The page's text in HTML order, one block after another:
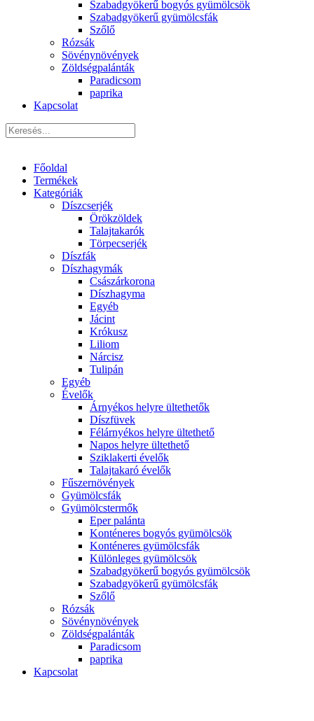
Szabadgyökerű bogyós gyümölcsök
Szabadgyökerű gyümölcsfák
Szőlő
Rózsák
Sövénynövények
Zöldségpalánták
Paradicsom
paprika
Kapcsolat
Főoldal
Termékek
Kategóriák
Díszcserjék
Örökzöldek
Talajtakarók
Törpecserjék
Díszfák
Díszhagymák
Császárkorona
Díszhagyma
Egyéb
Jácint
Krókusz
Liliom
Nárcisz
Tulipán
Egyéb
Évelők
Árnyékos helyre ültethetők
Díszfüvek
Félárnyékos helyre ültethető
Napos helyre ültethető
Sziklakerti évelők
Talajtakaró évelők
Fűszernövények
Gyümölcsfák
Gyümölcstermők
Eper palánta
Konténeres bogyós gyümölcsök
Konténeres gyümölcsfák
Különleges gyümölcsök
Szabadgyökerű bogyós gyümölcsök
Szabadgyökerű gyümölcsfák
Szőlő
Rózsák
Sövénynövények
Zöldségpalánták
Paradicsom
paprika
Kapcsolat